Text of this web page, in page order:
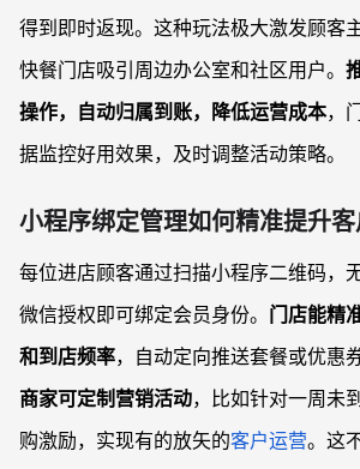
得到即时返现。这种玩法极大激发顾客
快餐门店吸引周边办公室和社区用户。
操作，自动归属到账，降低运营成本，
据监控好用效果，及时调整活动策略。
小程序绑定管理如何精准提升客
每位进店顾客通过扫描小程序二维码，
微信授权即可绑定会员身份。 门店能精
和到店频率，自动定向推送套餐或优惠券
商家可定制营销活动，比如针对一周未
购激励，实现有的放矢的客户运营。这